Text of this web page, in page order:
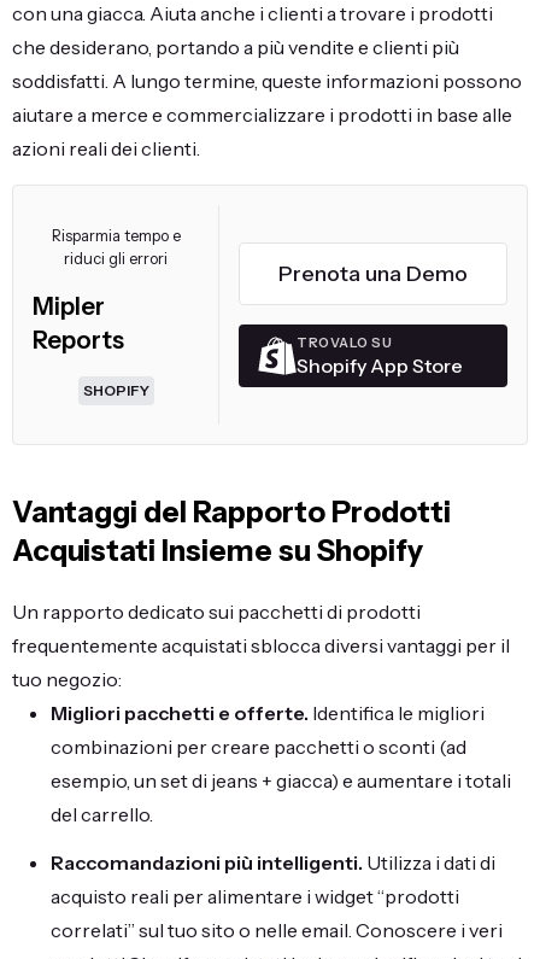
con una giacca. Aiuta anche i clienti a trovare i prodotti
che desiderano, portando a più vendite e clienti più
soddisfatti. A lungo termine, queste informazioni possono
aiutare a merce e commercializzare i prodotti in base alle
azioni reali dei clienti.
Risparmia tempo e
riduci gli errori
Mipler
Reports
SHOPIFY
Prenota una Demo
TROVALO SU
Shopify App Store
Vantaggi del Rapporto Prodotti
Acquistati Insieme su Shopify
Un rapporto dedicato sui pacchetti di prodotti
frequentemente acquistati sblocca diversi vantaggi per il
tuo negozio:
Migliori pacchetti e offerte. Identifica le migliori
combinazioni per creare pacchetti o sconti (ad
esempio, un set di jeans + giacca) e aumentare i totali
del carrello.
Raccomandazioni più intelligenti. Utilizza i dati di
acquisto reali per alimentare i widget “prodotti
correlati” sul tuo sito o nelle email. Conoscere i veri